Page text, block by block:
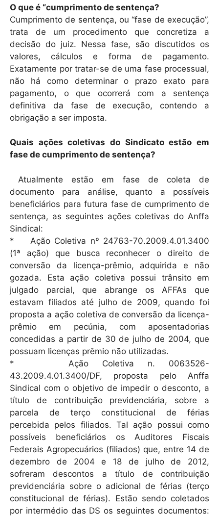
O que é “cumprimento de sentença?
Cumprimento de sentença, ou “fase de execução”,
trata de um procedimento que concretiza a
decisão do juiz. Nessa fase, são discutidos os
valores, cálculos e forma de pagamento.
Exatamente por tratar-se de uma fase processual,
não há como determinar o prazo exato para
pagamento, o que ocorrerá com a sentença
definitiva da fase de execução, contendo a
obrigação a ser imposta.
Quais ações coletivas do Sindicato estão em
fase de cumprimento de sentença?
Atualmente estão em fase de coleta de
documento para análise, quanto a possíveis
beneficiários para futura fase de cumprimento de
sentença, as seguintes ações coletivas do Anffa
Sindical:
* Ação Coletiva nº 24763-70.2009.4.01.3400
(1ª ação) que busca reconhecer o direito de
conversão da licença-prêmio, adquirida e não
gozada. Esta ação coletiva possui trânsito em
julgado parcial, que abrange os AFFAs que
estavam filiados até julho de 2009, quando foi
proposta a ação coletiva de conversão da licença-
prêmio em pecúnia, com aposentadorias
concedidas a partir de 30 de julho de 2004, que
possuam licenças prêmio não utilizadas.
* Ação Coletiva n. 0063526-
43.2009.4.01.3400/DF, proposta pelo Anffa
Sindical com o objetivo de impedir o desconto, a
título de contribuição previdenciária, sobre a
parcela de terço constitucional de férias
percebida pelos filiados. Tal ação possui como
possíveis beneficiários os Auditores Fiscais
Federais Agropecuários (filiados) que, entre 14 de
dezembro de 2004 e 18 de julho de 2012,
sofreram descontos a título de contribuição
previdenciária sobre o adicional de férias (terço
constitucional de férias). Estão sendo coletados
por intermédio das DS os seguintes documentos: